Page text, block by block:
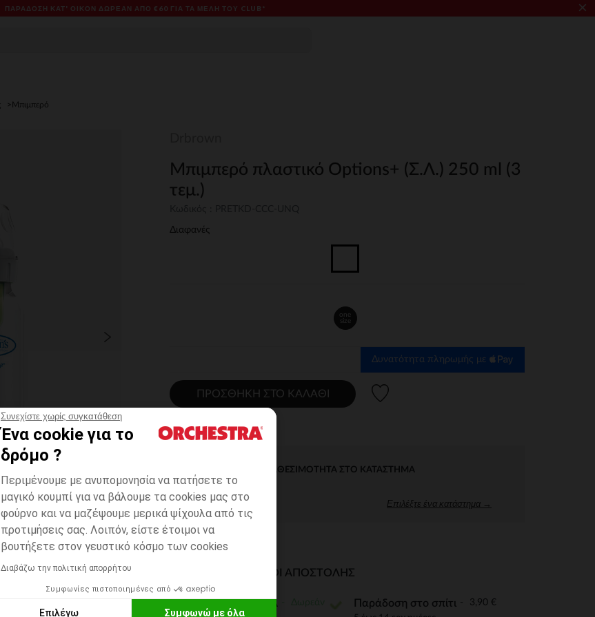
Συνεχίστε χωρίς συγκατάθεση
Ένα cookie για το
δρόμο ?
Περιμένουμε με ανυπομονησία να πατήσετε το
μαγικό κουμπί για να βάλουμε τα cookies μας στο
φούρνο και να μαζέψουμε μερικά ψίχουλα από τις
προτιμήσεις σας. Λοιπόν, είστε έτοιμοι να
βουτήξετε στον γευστικό κόσμο των cookies
Διαβάζω την πολιτική απορρήτου
Συμφωνίες πιστοποιημένες από
Επιλέγω Συμφωνώ με όλα
ΠΑΡΆΔΟΣΗ ΚΑΤ' ΟΊΚΟΝ ΔΩΡΕΑΝ ΑΠΌ €60 ΓΙΑ ΤΑ ΜΈΛΗ ΤΟΥ CLUB* ×
Μπιμπερό
Μπιμπερό πλαστικό Options+ (Σ.Λ.) 250 ml (3
τεμ.)
Διαφανές
one
size
Δυνατότητα πληρωμής με
ΠΡΟΣΘΉΚΗ ΣΤΟ ΚΑΛΆΘΙ
ΆΜΕΣΗ ΔΙΑΘΕΣΙΜΌΤΗΤΑ ΣΤΟ ΚΑΤΆΣΤΗΜΑ
Επιλέξτε ένα κατάστημα →
ΔΙΑΘΈΣΙΜΟΙ ΤΡΌΠΟΙ ΑΠΟΣΤΟΛΉΣ
ΣΕ ΚΑΤΑΣΤΗΜΑ Παράδοση στο σπίτι 3,90 €